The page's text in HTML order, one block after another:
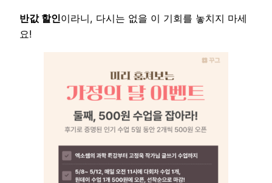
반값 할인이라니, 다시는 없을 이 기회를 놓치지 마세
요!